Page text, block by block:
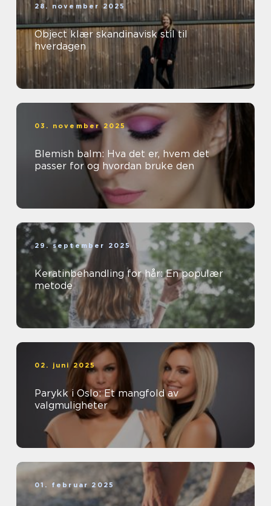
28. november 2025
Object klær skandinavisk stil til
hverdagen
03. november 2025
Blemish balm: Hva det er, hvem det
passer for og hvordan bruke den
29. september 2025
Keratinbehandling for hår: En populær
metode
02. juni 2025
Parykk i Oslo: Et mangfold av
valgmuligheter
01. februar 2025